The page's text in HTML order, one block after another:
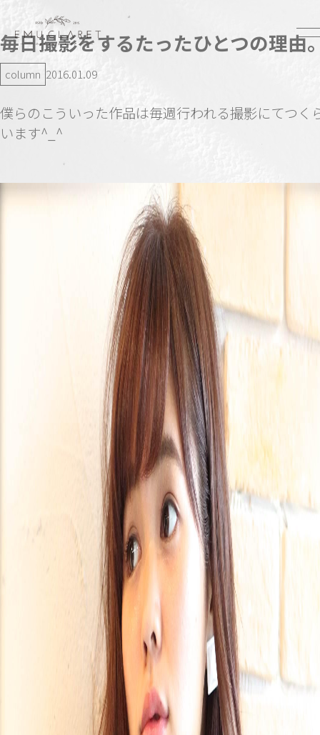
毎日撮影をするたったひとつの理由
column 2016.01.09
僕らのこういった作品は毎週行われる撮影にてつく
います^_^